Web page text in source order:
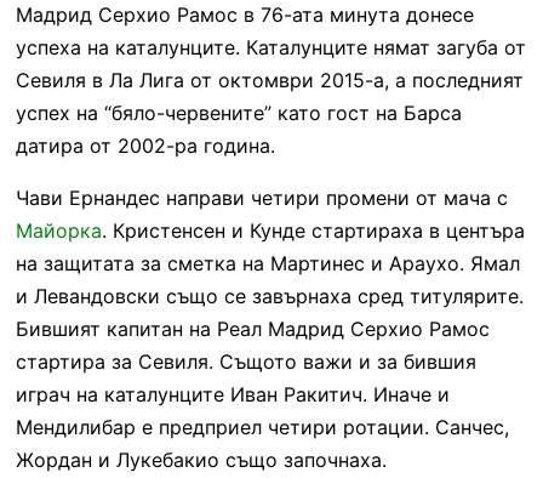
Мадрид Серхио Рамос в 76-ата минута донесе
успеха на каталунците. Каталунците нямат загуба от
Севиля в Ла Лига от октомври 2015-а, а последният
успех на “бяло-червените” като гост на Барса
датира от 2002-ра година.
Чави Ернандес направи четири промени от мача с
Майорка. Кристенсен и Кунде стартираха в центъра
на защитата за сметка на Мартинес и Араухо. Ямал
и Левандовски също се завърнаха сред титулярите.
Бившият капитан на Реал Мадрид Серхио Рамос
стартира за Севиля. Същото важи и за бившия
играч на каталунците Иван Ракитич. Иначе и
Мендилибар е предприел четири ротации. Санчес,
Жордан и Лукебакио също започнаха.